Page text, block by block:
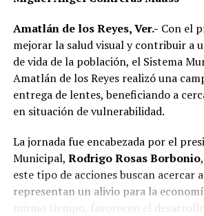
presunto abuso de autoridad.
Si bien especialistas y organizaciones
bienestar animal coinciden en que
tienen la obligación de impedir que
deambulen libremente por la vía
advierten que ello no significa
permanentemente amarradas.
La Ley de Protección a los Animales
Veracruz tiene como objetivo
trato digno y evitar el maltrato y la
animales.
Amatlán de los Reyes, Ver.- Con el
mejorar la salud visual y contribuir a
de vida de la población, el Sistema
Amatlán de los Reyes realizó una
entrega de lentes, beneficiando a
en situación de vulnerabilidad.
La jornada fue encabezada por el
Municipal, Rodrigo Rosas Borbonio
este tipo de acciones buscan acercar
representan un alivio para la
mismo tiempo, favorecen el desarrollo